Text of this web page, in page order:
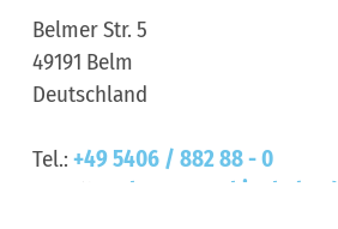
Belmer Str. 5
49191 Belm
Deutschland
Tel.: +49 5406 / 882 88 - 0
webmaster@biw-belm.de